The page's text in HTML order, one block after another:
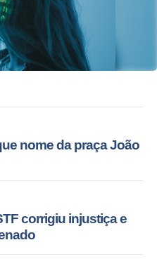
nome da praça João
corrigiu injustiça e